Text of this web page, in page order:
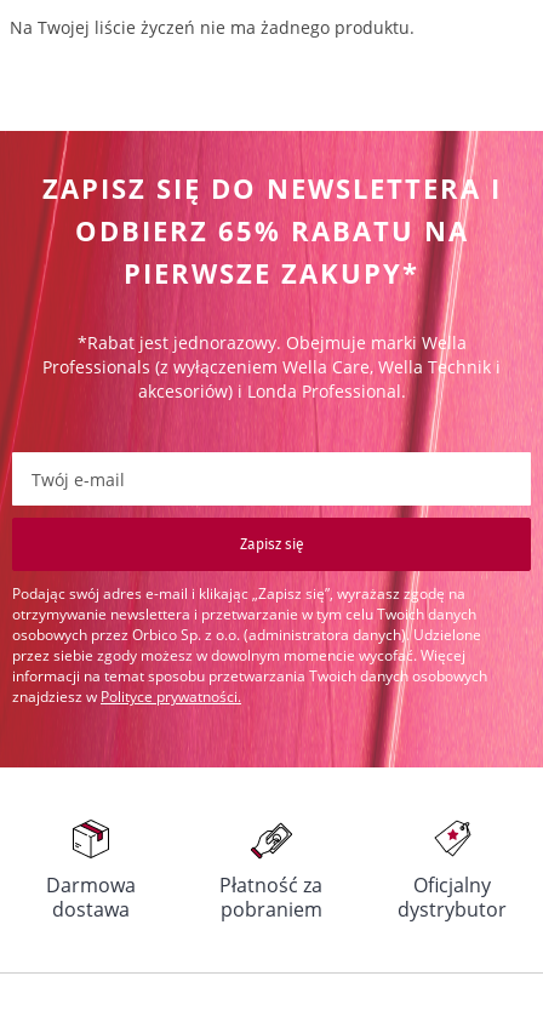
Na Twojej liście życzeń nie ma żadnego produktu.
ZAPISZ SIĘ DO NEWSLETTERA I
ODBIERZ 65% RABATU NA
PIERWSZE ZAKUPY*
*Rabat jest jednorazowy. Obejmuje marki Wella
Professionals (z wyłączeniem Wella Care, Wella Technik i
akcesoriów) i Londa Professional.
Zapisz się do newslettera:
Zapisz się
Podając swój adres e-mail i klikając „Zapisz się”, wyrażasz zgodę na
otrzymywanie newslettera i przetwarzanie w tym celu Twoich danych
osobowych przez Orbico Sp. z o.o. (administratora danych). Udzielone
przez siebie zgody możesz w dowolnym momencie wycofać. Więcej
informacji na temat sposobu przetwarzania Twoich danych osobowych
znajdziesz w Polityce prywatności.
Darmowa
dostawa
Płatność za
pobraniem
Oficjalny
dystrybutor